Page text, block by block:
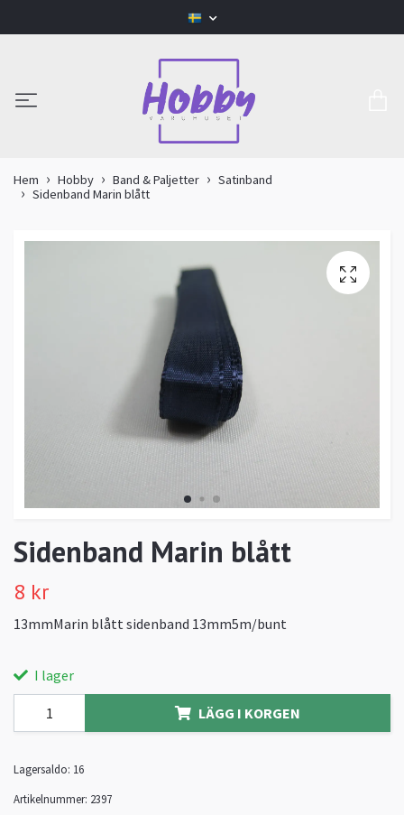
Hem Hobby Band & Paljetter
Satinband
Sidenband Marin blått
Sidenband Marin blått
8 kr
13mmMarin blått sidenband 13mm5m/bunt
I lager
LÄGG I KORGEN
Lagersaldo: 16
Artikelnummer: 2397